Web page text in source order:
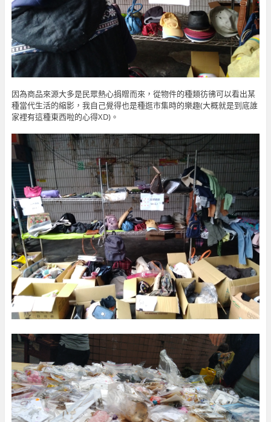
因為商品來源大多是民眾熱心捐贈而來，從物件的種類彷彿可以看出某
種當代生活的縮影，我自己覺得也是種逛市集時的樂趣(大概就是到底誰
家裡有這種東西啦的心得XD)。